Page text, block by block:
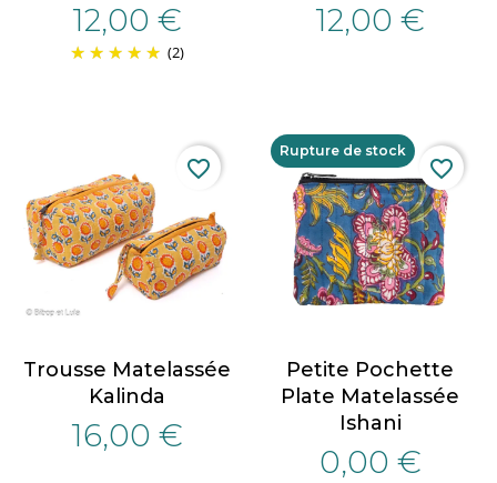
12,00 €
(2)
12,00 €
Trousse Matelassée
Kalinda
16,00 €
favorite_border
Petite Pochette
Plate Matelassée
Ishani
0,00 €
Rupture de stock
favorite_border